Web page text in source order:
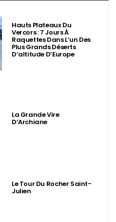
Hauts Plateaux Du
Vercors : 7 Jours À
Raquettes Dans L’un Des
Plus Grands Déserts
D’altitude D’Europe
La Grande Vire
D’Archiane
Le Tour Du Rocher Saint-
Julien